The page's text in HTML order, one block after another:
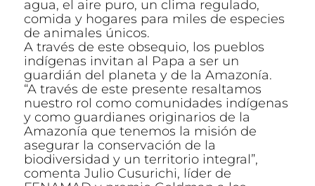
agua, el aire puro, un clima regulado,
comida y hogares para miles de especies
de animales únicos.
A través de este obsequio, los pueblos
indígenas invitan al Papa a ser un
guardián del planeta y de la Amazonía.
“A través de este presente resaltamos
nuestro rol como comunidades indígenas
y como guardianes originarios de la
Amazonía que tenemos la misión de
asegurar la conservación de la
biodiversidad y un territorio integral”,
comenta Julio Cusurichi, líder de